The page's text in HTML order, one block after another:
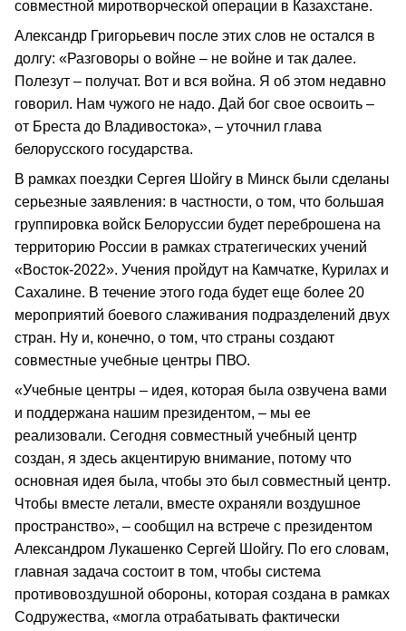
совместной миротворческой операции в Казахстане.
Александр Григорьевич после этих слов не остался в
долгу: «Разговоры о войне – не войне и так далее.
Полезут – получат. Вот и вся война. Я об этом недавно
говорил. Нам чужого не надо. Дай бог свое освоить –
от Бреста до Владивостока», – уточнил глава
белорусского государства.
В рамках поездки Сергея Шойгу в Минск были сделаны
серьезные заявления: в частности, о том, что большая
группировка войск Белоруссии будет переброшена на
территорию России в рамках стратегических учений
«Восток-2022». Учения пройдут на Камчатке, Курилах и
Сахалине. В течение этого года будет еще более 20
мероприятий боевого слаживания подразделений двух
стран. Ну и, конечно, о том, что страны создают
совместные учебные центры ПВО.
«Учебные центры – идея, которая была озвучена вами
и поддержана нашим президентом, – мы ее
реализовали. Сегодня совместный учебный центр
создан, я здесь акцентирую внимание, потому что
основная идея была, чтобы это был совместный центр.
Чтобы вместе летали, вместе охраняли воздушное
пространство», – сообщил на встрече с президентом
Александром Лукашенко Сергей Шойгу. По его словам,
главная задача состоит в том, чтобы система
противовоздушной обороны, которая создана в рамках
Содружества, «могла отрабатывать фактически